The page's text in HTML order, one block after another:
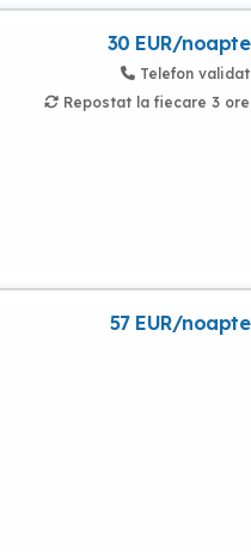
30 EUR/noapte
Telefon validat
Repostat la fiecare 3 ore
57 EUR/noapte